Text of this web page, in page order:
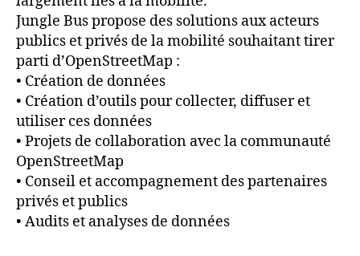
Jungle Bus propose des solutions aux acteurs
publics et privés de la mobilité souhaitant tirer
parti d’OpenStreetMap :
• Création de données
• Création d’outils pour collecter, diffuser et
utiliser ces données
• Projets de collaboration avec la communauté
OpenStreetMap
• Conseil et accompagnement des partenaires
privés et publics
• Audits et analyses de données